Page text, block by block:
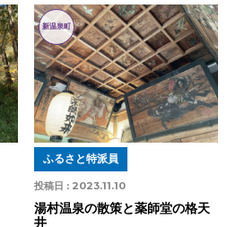
新温泉町
投稿日 : 2023.11.10
ふるさと特派員
湯村温泉の散策と薬師堂の格天
井